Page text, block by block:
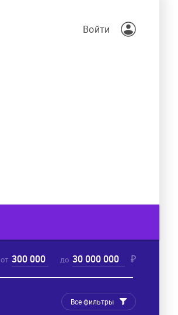
Войти
от 300 000 до 30 000 000 ₽
Все фильтры